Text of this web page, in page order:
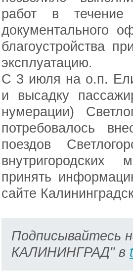
работ в течение
документального
благоустройства
эксплуатацию.
С 3 июля на о.п.
и высадку
нумерации)
потребовалось
поездов
внутригородских
принять
сайте
Подписывайтесь
КАЛИНИНГРАД" в